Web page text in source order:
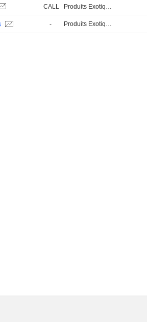
CALL Produits Exotiques
- Produits Exotiques